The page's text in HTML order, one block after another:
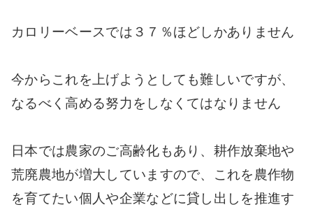
カロリーベースでは３７％ほどしかありません
今からこれを上げようとしても難しいですが、
なるべく高める努力をしなくてはなりません
日本では農家のご高齢化もあり、耕作放棄地や
荒廃農地が増大していますので、これを農作物
を育てたい個人や企業などに貸し出しを推進す